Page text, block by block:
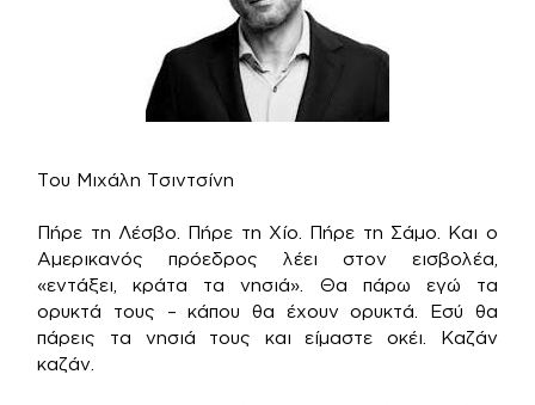
Του Μιχάλη Τσιντσίνη
Πήρε τη Λέσβο. Πήρε τη Χίο. Πήρε τη Σάμο. Και ο
Αμερικανός πρόεδρος λέει στον εισβολέα,
«εντάξει, κράτα τα νησιά». Θα πάρω εγώ τα
ορυκτά τους – κάπου θα έχουν ορυκτά. Εσύ θα
πάρεις τα νησιά τους και είμαστε οκέι. Καζάν
καζάν.